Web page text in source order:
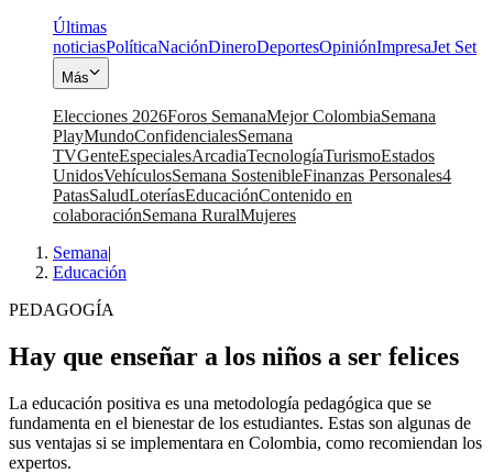
Últimas
noticiasPolíticaNaciónDineroDeportesOpiniónImpresaJet Set
Más
Elecciones 2026Foros SemanaMejor ColombiaSemana
PlayMundoConfidencialesSemana
TVGenteEspecialesArcadiaTecnologíaTurismoEstados
UnidosVehículosSemana SostenibleFinanzas Personales4
PatasSaludLoteríasEducaciónContenido en
colaboraciónSemana RuralMujeres
Semana|
Educación
PEDAGOGÍA
Hay que enseñar a los niños a ser felices
La educación positiva es una metodología pedagógica que se
fundamenta en el bienestar de los estudiantes. Estas son algunas de
sus ventajas si se implementara en Colombia, como recomiendan los
expertos.